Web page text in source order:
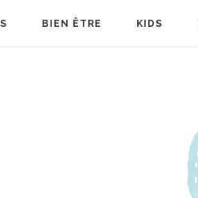
BIEN ÊTRE KIDS